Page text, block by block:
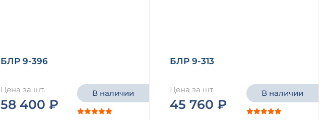
БЛР 9-396
Цена за шт.
58 400 ₽
В наличии
БЛР 9-313
Цена за шт.
45 760 ₽
В наличии